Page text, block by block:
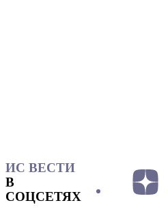
ИС ВЕСТИ
В
СОЦСЕТЯХ